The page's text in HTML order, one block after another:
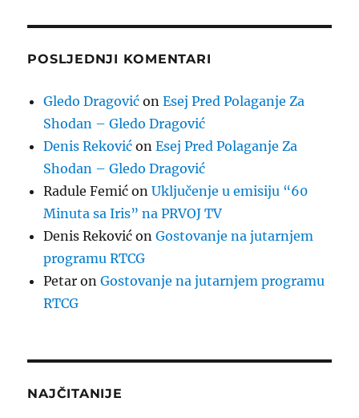
POSLJEDNJI KOMENTARI
Gledo Dragović onEsej Pred Polaganje Za
Shodan – Gledo Dragović
Denis Reković onEsej Pred Polaganje Za
Shodan – Gledo Dragović
Radule Femić onUključenje u emisiju “60
Minuta sa Iris” na PRVOJ TV
Denis Reković onGostovanje na jutarnjem
programu RTCG
Petar onGostovanje na jutarnjem programu
RTCG
NAJČITANIJE